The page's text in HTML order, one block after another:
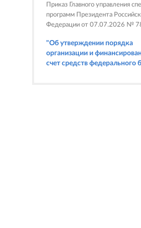
предусмотренных статьями
9.4, 9.5 и 9.5.1, частью 3
статьей 14.44, частью 1
статьей 19.4.1, частями 6 и 15
19.5, статьями 19.6 и 19.7,
статьи 19.26, статьей 19.33,
2, 2.1, 6 и 6.1 статьи 20.4
Приказ Главного управления
программ Президента
Федерации от 07.07.2026 №
"Об утверждении порядка
организации и
счет средств федерального